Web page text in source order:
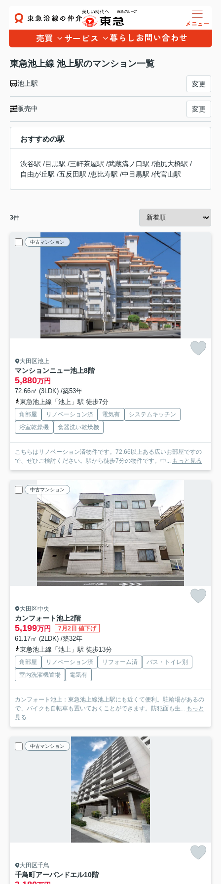
売買 サービス 暮らし お問い合わせ
東急池上線 池上駅のマンション一覧
池上駅 変更
販売中 変更
おすすめの駅
渋谷駅 /目黒駅 /三軒茶屋駅 /武蔵溝ノ口駅 /池尻大橋駅 /
自由が丘駅 /五反田駅 /恵比寿駅 /中目黒駅 /代官山駅
3件
中古マンション
大田区池上
マンションニュー池上8階
5,880万円
72.66㎡ (3LDK) /築53年
東急池上線「池上」駅 徒歩7分
角部屋 リノベーション済 電気有
システムキッチン
浴室乾燥機
食器洗い乾燥機
こちらはリノベーション済物件です。72.66以上ある広いお部屋ですの
で、ぜひご検討ください。駅から徒歩7分の物件です。中...
もっと見る
中古マンション
大田区中央
カンフォート池上2階
5,199万円 7月2日 値下げ
61.17㎡ (2LDK) /築32年
東急池上線「池上」駅 徒歩13分
角部屋 リノベーション済 リフォーム済
バス・トイレ別
室内洗濯機置場
電気有
カンフォート池上：東急池上線池上駅にも近くて便利。駐輪場があるの
で、バイクも自転車も置いておくことができます。防犯面も生...
もっと
見る
中古マンション
大田区千鳥
千鳥町アーバンドエル10階